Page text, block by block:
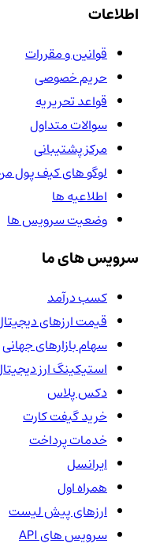
اطلاعات
قوانین و مقررات
حریم خصوصی
قواعد تحریریه
سوالات متداول
مرکز پشتیبانی
لوگو های کیف پول من
اطلاعیه ها
وضعیت سرویس ها
سرویس های ما
کسب درآمد
قیمت ارزهای دیجیتال
سهام بازارهای جهانی
استیکینگ ارز دیجیتال
دکس پلاس
خرید گیفت کارت
خدمات پرداخت
ایرانسل
همراه اول
ارزهای پیش لیست
سرویس های API